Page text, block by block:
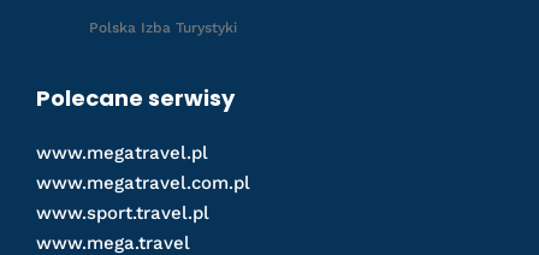
Polska Izba Turystyki
Polecane serwisy
www.megatravel.pl
www.megatravel.com.pl
www.sport.travel.pl
www.mega.travel